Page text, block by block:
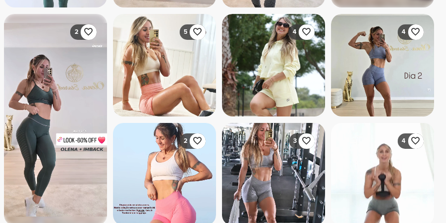
2 5 4
2 3
4
4